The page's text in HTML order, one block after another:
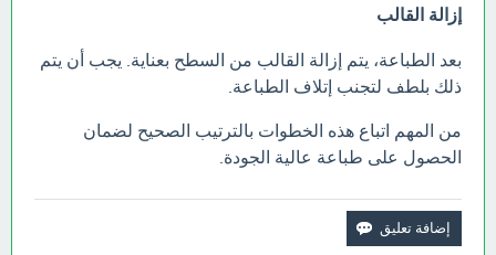
إزالة القالب
بعد الطباعة، يتم إزالة القالب من السطح بعناية. يجب أن يتم
ذلك بلطف لتجنب إتلاف الطباعة.
من المهم اتباع هذه الخطوات بالترتيب الصحيح لضمان
الحصول على طباعة عالية الجودة.